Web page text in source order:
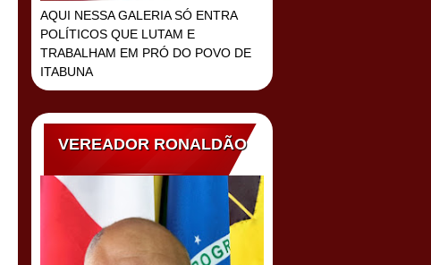
AQUI NESSA GALERIA SÓ ENTRA
POLÍTICOS QUE LUTAM E
TRABALHAM EM PRÓ DO POVO DE
ITABUNA
VEREADOR RONALDÃO